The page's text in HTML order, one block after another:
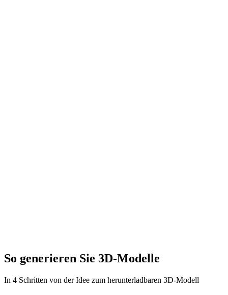
So generieren Sie 3D-Modelle
In 4 Schritten von der Idee zum herunterladbaren 3D-Modell